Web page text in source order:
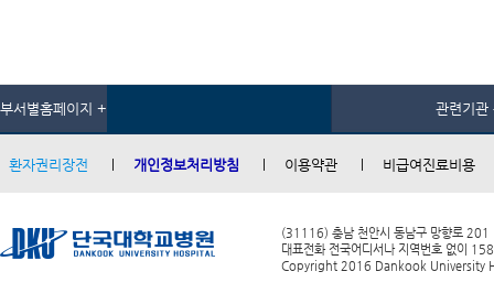
부서별홈페이지 + 관련기관
환자권리장전 개인정보처리방침 이용약관 비급여진료비용
(31116) 충남 천안시 동남구 망향로 201
대표전화 전국어디서나 지역번호 없이
Copyright 2016 Dankook University